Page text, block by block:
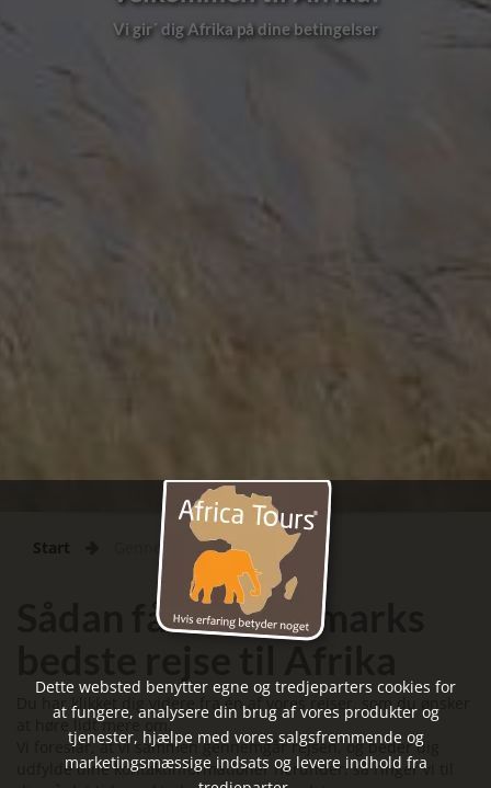
Vi gir´ dig Afrika på dine betingelser
Start Gennemført
Sådan får du Danmarks
Du har klikket dig videre fra én af vores rejser, som du ønsker
at høre lidt mere om.
Vi foreslår, at vi sammen gennemgår rejsen, og beder dig
udfylde dine kontaktinformationer herunder, så ringer vi til
Dette websted benytter egne og tredjeparters cookies for
at fungere, analysere din brug af vores produkter og
tjenester, hjælpe med vores salgsfremmende og
marketingsmæssige indsats og levere indhold fra